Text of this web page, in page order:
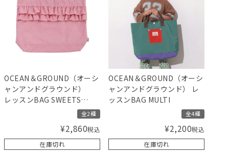
OCEAN＆GROUND（オーシ
ャンアンドグラウンド）
レッスンBAG SWEETS
全2種
¥2,860税込
在庫切れ
OCEAN＆GROUND（オーシ
ャンアンドグラウンド） レ
ッスンBAG MULTI
全4種
¥2,200税込
在庫切れ